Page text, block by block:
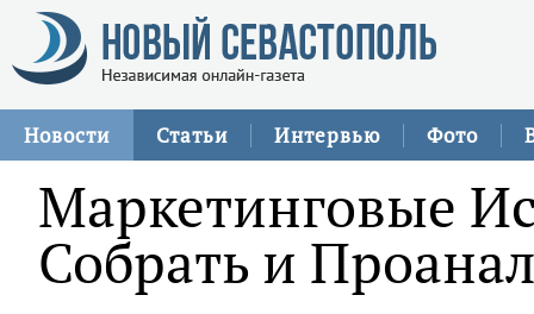
Новости Статьи Интервью Фото
Маркетинговые
Собрать и